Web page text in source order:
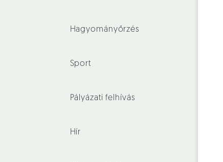
Hagyományőrzés
Sport
Pályázati felhívás
Hír